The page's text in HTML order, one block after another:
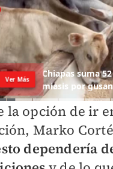
la opción de ir
Marko
dependería